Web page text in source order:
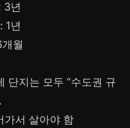
3년
: 1년
월
단지는 모두 “수도권 규
서 살아야 함